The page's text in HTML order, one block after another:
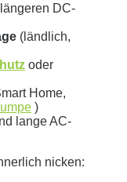
DC-
(ländlich,
oder
Home,
)
lange AC-
nicken: